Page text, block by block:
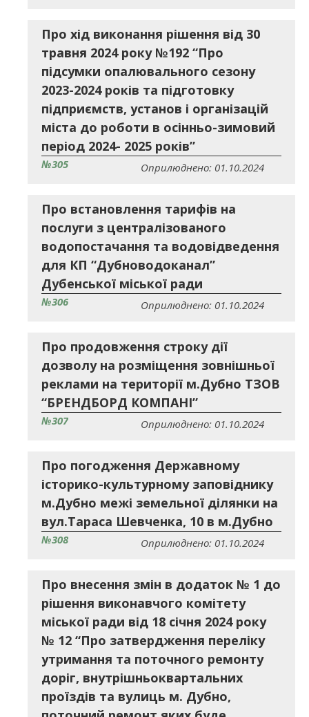
Про хід виконання рішення від 30
травня 2024 року №192 “Про
підсумки опалювального сезону
2023-2024 років та підготовку
підприємств, установ і організацій
міста до роботи в осінньо-зимовий
період 2024- 2025 років”
№305 Оприлюднено: 01.10.2024
Про встановлення тарифів на
послуги з централізованого
водопостачання та водовідведення
для КП “Дубноводоканал”
Дубенської міської ради
№306 Оприлюднено: 01.10.2024
Про продовження строку дії
дозволу на розміщення зовнішньої
реклами на території м.Дубно ТЗОВ
“БРЕНДБОРД КОМПАНІ”
№307 Оприлюднено: 01.10.2024
Про погодження Державному
історико-культурному заповіднику
м.Дубно межі земельної ділянки на
вул.Тараса Шевченка, 10 в м.Дубно
№308 Оприлюднено: 01.10.2024
Про внесення змін в додаток № 1 до
рішення виконавчого комітету
міської ради від 18 січня 2024 року
№ 12 “Про затвердження переліку
утримання та поточного ремонту
доріг, внутрішньоквартальних
проїздів та вулиць м. Дубно,